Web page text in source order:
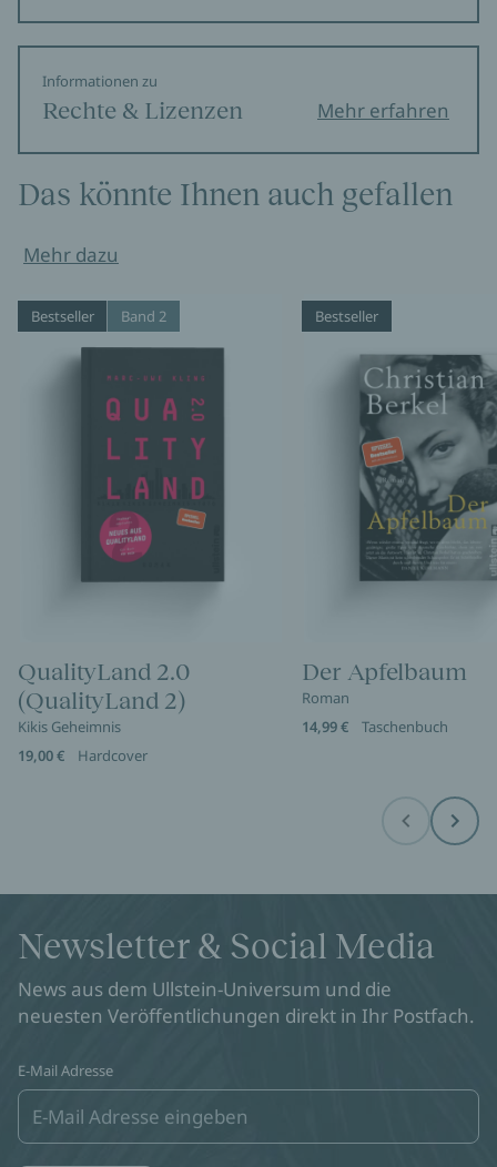
Informationen zu
Rechte & Lizenzen Mehr erfahren
Das könnte Ihnen auch gefallen
Mehr dazu
Bestseller Band 2
QualityLand 2.0
(QualityLand 2)
Kikis Geheimnis
19,00 €
Hardcover
Bestseller
Der Apfelbaum
Roman
14,99 €
Taschenbuch
Before Next
Newsletter & Social Media
News aus dem Ullstein-Universum und die
neuesten Veröffentlichungen direkt in Ihr Postfach.
E-Mail Adresse